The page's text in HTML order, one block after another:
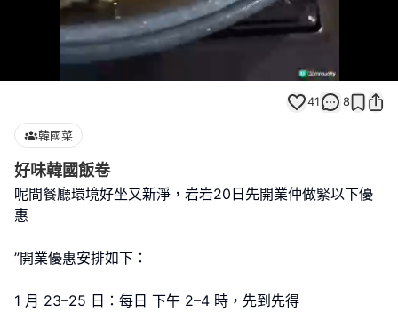
92.31%
41 8
韓國菜
好味韓國飯卷
呢間餐廳環境好坐又新淨，岩岩20日先開業仲做緊以下優
惠
”開業優惠安排如下：
1 月 23–25 日：每日 下午 2–4 時，先到先得